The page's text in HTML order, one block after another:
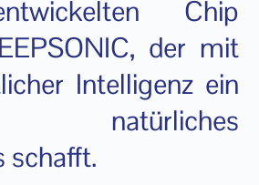
Chip
der mit
Intelligenz ein
natürliches
schafft.